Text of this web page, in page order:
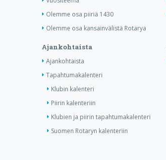
Olemme osa piiriä 1430
Olemme osa kansainvälistä Rotarya
Ajankohtaista
Ajankohtaista
Tapahtumakalenteri
Klubin kalenteri
Piirin kalenteriin
Klubien ja piirin tapahtumakalenteri
Suomen Rotaryn kalenteriin